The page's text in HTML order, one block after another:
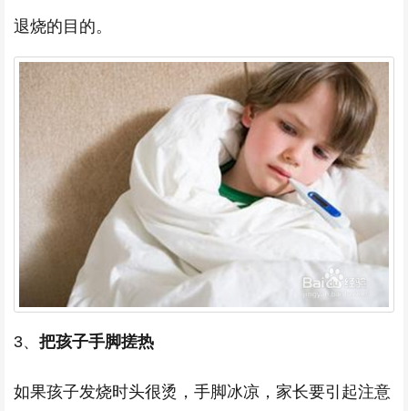
退烧的目的。
3、 把孩子手脚搓热
如果孩子发烧时头很烫，手脚冰凉，家长要引起注意